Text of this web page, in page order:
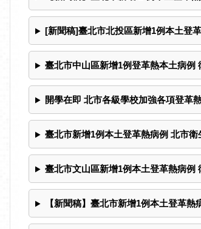
[新聞稿]臺北市北投區新增1例本土登
臺北市中山區新增1例登革熱本土病例
開學在即 北市各級學校加強各項登革
臺北市新增1例本土登革熱病例 北市
臺北市文山區新增1例本土登革熱病例
【新聞稿】臺北市新增1例本土登革